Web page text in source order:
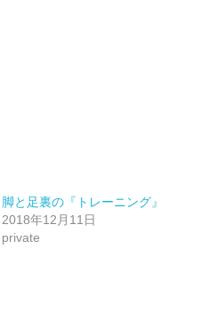
脚と足裏の『トレーニング』
2018年12月11日
private